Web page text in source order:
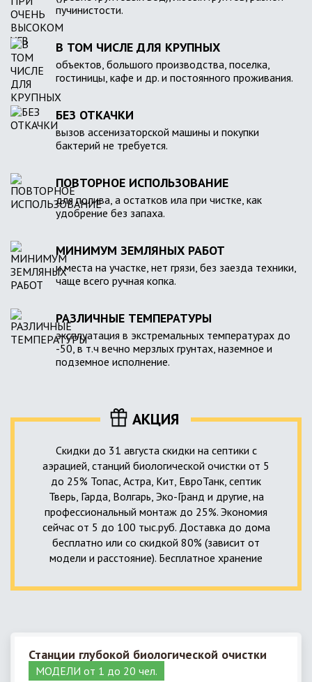
пучинистости.
В ТОМ ЧИСЛЕ ДЛЯ КРУПНЫХ
объектов, большого производства, поселка,
гостиницы, кафе и др. и постоянного проживания.
БЕЗ ОТКАЧКИ
вызов ассенизаторской машины и покупки
бактерий не требуется.
ПОВТОРНОЕ ИСПОЛЬЗОВАНИЕ
для полива, а остатков ила при чистке, как
удобрение без запаха.
МИНИМУМ ЗЕМЛЯНЫХ РАБОТ
и места на участке, нет грязи, без заезда техники,
чаще всего ручная копка.
РАЗЛИЧНЫЕ ТЕМПЕРАТУРЫ
эксплуатация в экстремальных температурах до
-50, в т.ч вечно мерзлых грунтах, наземное и
подземное исполнение.
АКЦИЯ
Скидки до 31 августа скидки на септики с
аэрацией, станций биологической очистки от 5
до 25% Топас, Астра, Кит, ЕвроТанк, септик
Тверь, Гарда, Волгарь, Эко-Гранд и другие, на
профессиональный монтаж до 25%. Экономия
сейчас от 5 до 100 тыс.руб. Доставка до дома
бесплатно или со скидкой 80% (зависит от
модели и расстояние). Бесплатное хранение
Станции глубокой биологической очистки
МОДЕЛИ от 1 до 20 чел.